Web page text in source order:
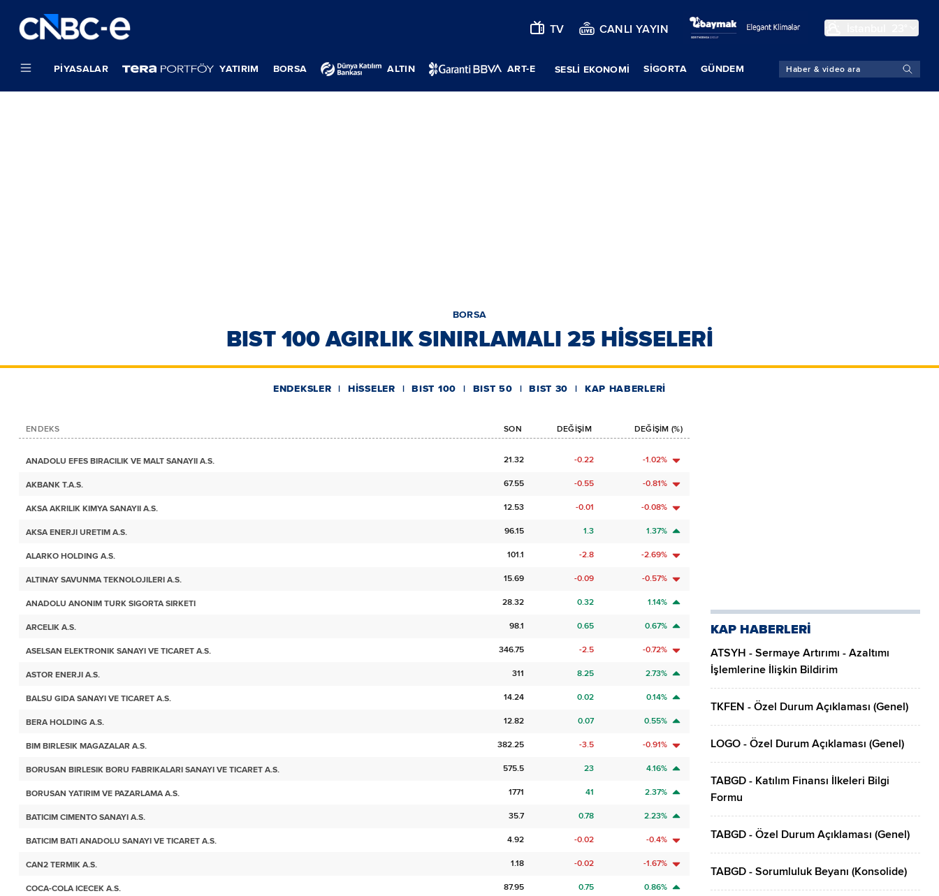
TV CANLI YAYIN
PIYASALAR YATIRIM BORSA ALTIN ART-E SESLİ EKONOMİ SIGORTA GÜNDEM
BORSA
BIST 100 AGIRLIK SINIRLAMALI 25 HİSSELERİ
ENDEKSLER HİSSELER BIST 100 BIST 50 BIST 30 KAP HABERLERİ
ENDEKS SON DEĞİŞİM DEĞİŞİM (%)
ANADOLU EFES BIRACILIK VE MALT SANAYII A.S. 21.32 -0.22 -1.02%
AKBANK T.A.S. 67.55 -0.55 -0.81%
AKSA AKRILIK KIMYA SANAYII A.S. 12.53 -0.01 -0.08%
AKSA ENERJI URETIM A.S. 96.15 1.3 1.37%
ALARKO HOLDING A.S. 101.1 -2.8 -2.69%
ALTINAY SAVUNMA TEKNOLOJILERI A.S. 15.69 -0.09 -0.57%
ANADOLU ANONIM TURK SIGORTA SIRKETI 28.32 0.32 1.14%
ARCELIK A.S. 98.1 0.65 0.67%
ASELSAN ELEKTRONIK SANAYI VE TICARET A.S. 346.75 -2.5 -0.72%
ASTOR ENERJI A.S. 311 8.25 2.73%
BALSU GIDA SANAYI VE TICARET A.S. 14.24 0.02 0.14%
BERA HOLDING A.S. 12.82 0.07 0.55%
BIM BIRLESIK MAGAZALAR A.S. 382.25 -3.5 -0.91%
BORUSAN BIRLESIK BORU FABRIKALARI SANAYI VE TICARET A.S. 575.5 23 4.16%
BORUSAN YATIRIM VE PAZARLAMA A.S. 1771 41 2.37%
BATICIM CIMENTO SANAYI A.S. 35.7 0.78 2.23%
BATICIM BATI ANADOLU SANAYI VE TICARET A.S. 4.92 -0.02 -0.4%
CAN2 TERMIK A.S. 1.18 -0.02 -1.67%
COCA-COLA ICECEK A.S. 87.95 0.75 0.86%
KAP HABERLERİ
ATSYH - Sermaye Artırımı - Azaltımı
İşlemlerine İlişkin Bildirim
TKFEN - Özel Durum Açıklaması (Genel)
LOGO - Özel Durum Açıklaması (Genel)
TABGD - Katılım Finansı İlkeleri Bilgi
Formu
TABGD - Özel Durum Açıklaması (Genel)
TABGD - Sorumluluk Beyanı (Konsolide)